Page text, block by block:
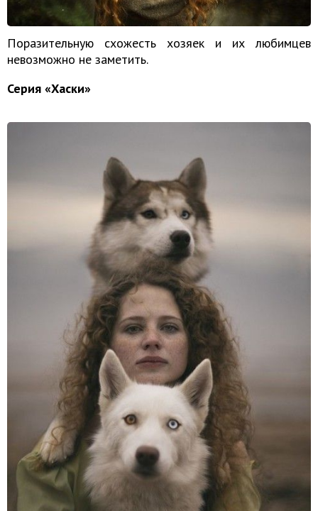
Поразительную схожесть хозяек и их любимцев
невозможно не заметить.
Серия «Хаски»